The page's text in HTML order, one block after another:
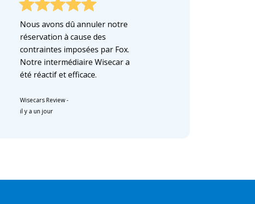
Nous avons dû annuler notre
réservation à cause des
contraintes imposées par Fox.
Notre intermédiaire Wisecar a
été réactif et efficace.
Wisecars Review-
il y a un jour